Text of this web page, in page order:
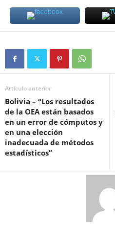
Artículo anterior
Bolivia – “Los resultados
de la OEA están basados
en un error de cómputos y
en una elección
inadecuada de métodos
estadísticos”